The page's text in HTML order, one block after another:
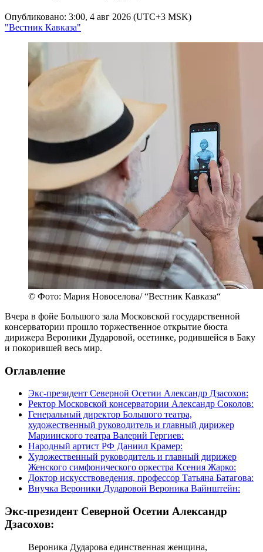
Опубликовано: 3:00, 4 авг 2026 (UTC+3 MSK)
"Вестник Кавказа"
© Фото: Мария Новоселова/ “Вестник Кавказа“
Вчера в фойе Большого зала Московской государственной
консерватории прошло торжественное открытие бюста
дирижера Вероники Дударовой, осетинке, родившейся в Баку
и покорившей весь мир.
Оглавление
Экс-президент Северной Осетии Александр Дзасохов:
Ректор Московской консерватории Александр Соколов:
Генеральный директор Большого театра,
художественный руководитель и главный дирижер
Мариинского театра Валерий Гергиев:
Народный артист РФ Даниил Крамер:
Художественный руководитель и главный дирижер
Женского симфонического оркестра Ксения Жарко:
Доктор искусствоведения, профессор Татьяна Батагова:
Внучка Вероники Дударовой Вероника Вайнштейн:
Экс-президент Северной Осетии Александр
Дзасохов:
Вероника Дударова единственная женщина,